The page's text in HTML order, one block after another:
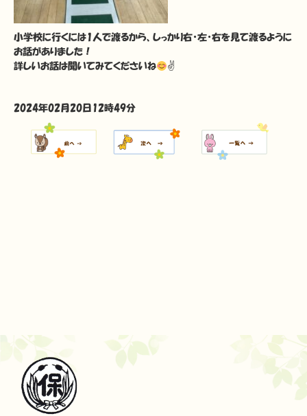
小学校に行くには1人で渡るから、しっかり右・左・右を見て渡るように
お話がありました！
詳しいお話は聞いてみてくださいね
✌
2024年02月20日12時49分